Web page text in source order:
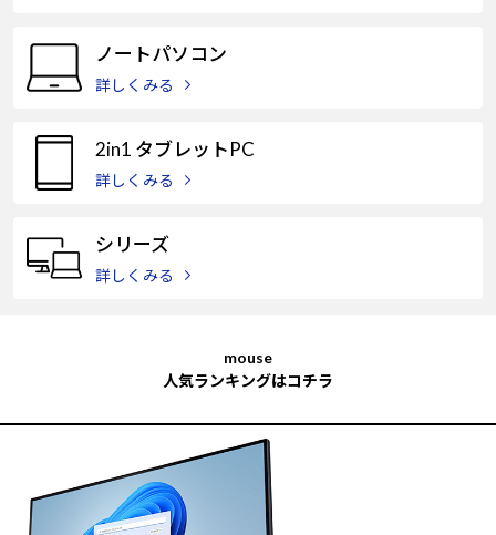
ノートパソコン
詳しくみる
2in1 タブレットPC
詳しくみる
シリーズ
詳しくみる
mouse
人気ランキングはコチラ